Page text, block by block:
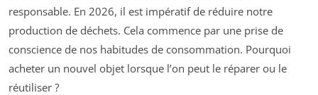
responsable. En 2026, il est impératif de réduire notre
production de déchets. Cela commence par une prise de
conscience de nos habitudes de consommation. Pourquoi
acheter un nouvel objet lorsque l’on peut le réparer ou le
réutiliser ?